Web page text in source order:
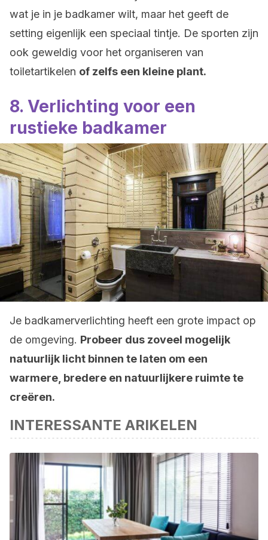
wat je in je badkamer wilt, maar het geeft de
setting eigenlijk een speciaal tintje. De sporten zijn
ook geweldig voor het organiseren van
toiletartikelen of zelfs een kleine plant.
8. Verlichting voor een
rustieke badkamer
Je badkamerverlichting heeft een grote impact op
de omgeving. Probeer dus zoveel mogelijk
natuurlijk licht binnen te laten om een
warmere, bredere en natuurlijkere ruimte te
creëren.
INTERESSANTE ARIKELEN